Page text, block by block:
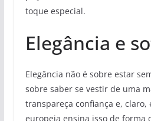
toque especial.
Elegância e
Elegância não é sobre estar
sobre saber se vestir de uma
transpareça confiança e, claro,
europeia ensina isso de forma